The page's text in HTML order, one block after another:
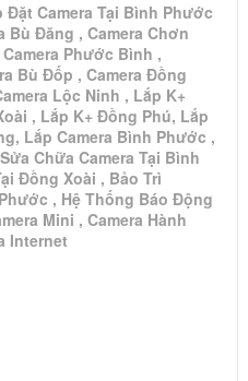
Camera Tại Bình Phước
Bù Đăng , Camera Chơn
Phước Bình ,
Bù Đốp , Camera Đồng
Lộc Ninh , Lắp K+
, Lắp K+ Đồng Phú, Lắp
Lắp Camera Bình Phước ,
Chữa Camera Tại Bình
Đồng Xoài , Bảo Trì
, Hệ Thống Báo Động
Mini , Camera Hành
Internet